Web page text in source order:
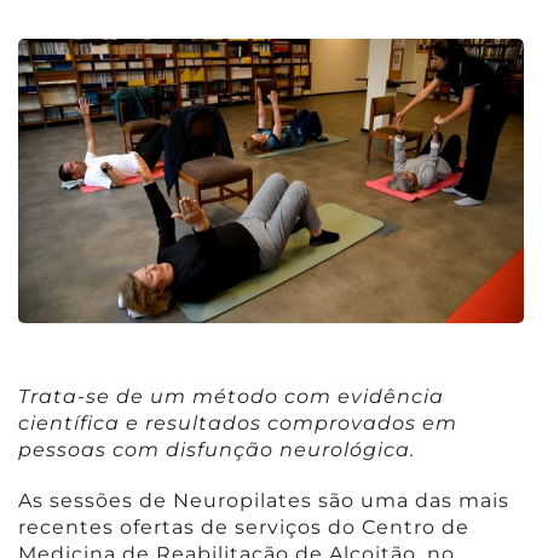
Trata-se de um método com evidência
científica e resultados comprovados em
pessoas com disfunção neurológica.
As sessões de Neuropilates são uma das mais
recentes ofertas de serviços do Centro de